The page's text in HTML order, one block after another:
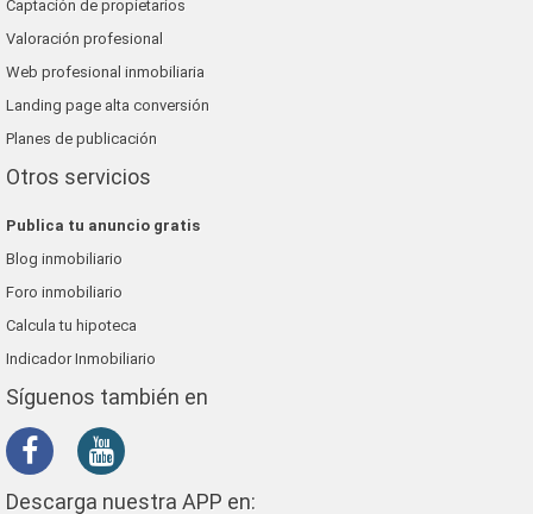
Captación de propietarios
Valoración profesional
Web profesional inmobiliaria
Landing page alta conversión
Planes de publicación
Otros servicios
Publica tu anuncio gratis
Blog inmobiliario
Foro inmobiliario
Calcula tu hipoteca
Indicador Inmobiliario
Síguenos también en
Descarga nuestra APP en: